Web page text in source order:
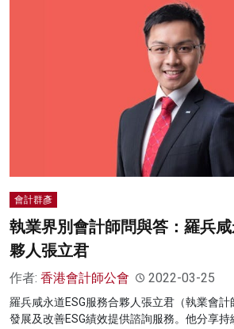
會計群彥
執業界別會計師問與答：羅兵
夥人張立君
作者: 香港會計師公會 2022-03-25
羅兵咸永道ESG服務合夥人張立君（執業會
發展及改善ESG績效提供諮詢服務。他分享